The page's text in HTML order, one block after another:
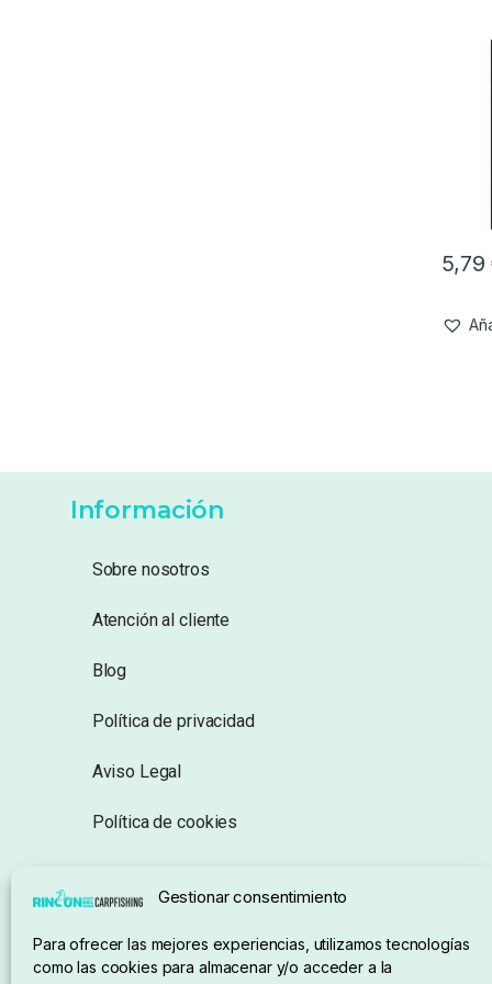
Gestionar consentimiento
Para ofrecer las mejores experiencias, utilizamos tecnologías
como las cookies para almacenar y/o acceder a la
5,79
Información
Sobre nosotros
Atención al cliente
Blog
Política de privacidad
Aviso Legal
Política de cookies
Condiciones de compra